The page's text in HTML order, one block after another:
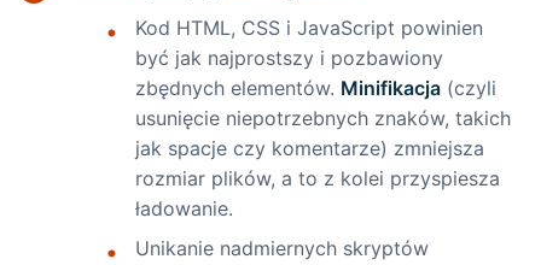
Kod HTML, CSS i JavaScript powinien
być jak najprostszy i pozbawiony
zbędnych elementów. Minifikacja (czyli
usunięcie niepotrzebnych znaków, takich
jak spacje czy komentarze) zmniejsza
rozmiar plików, a to z kolei przyspiesza
ładowanie.
Unikanie nadmiernych skryptów